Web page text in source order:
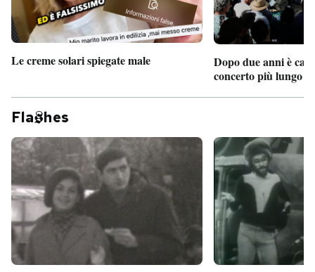
Le creme solari spiegate male
Dopo due anni è
concerto più lungo
Fla hes